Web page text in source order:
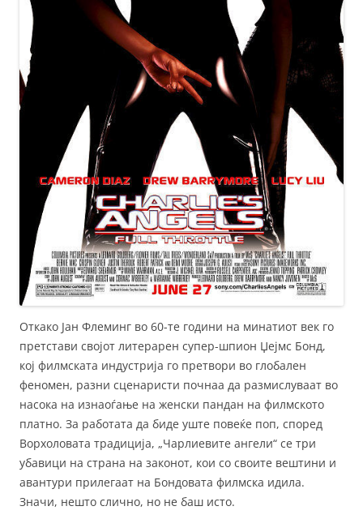
Откако Јан Флеминг во 60-те години на минатиот век го
претстави својот литерарен супер-шпион Џејмс Бонд,
кој филмската индустрија го претвори во глобален
феномен, разни сценаристи почнаа да размислуваат во
насока на изнаоѓање на женски пандан на филмското
платно. За работата да биде уште повеќе поп, според
Ворхоловата традиција, „Чарлиевите ангели“ се три
убавици на страна на законот, кои со своите вештини и
авантури прилегаат на Бондовата филмска идила.
Значи, нешто слично, но не баш исто.